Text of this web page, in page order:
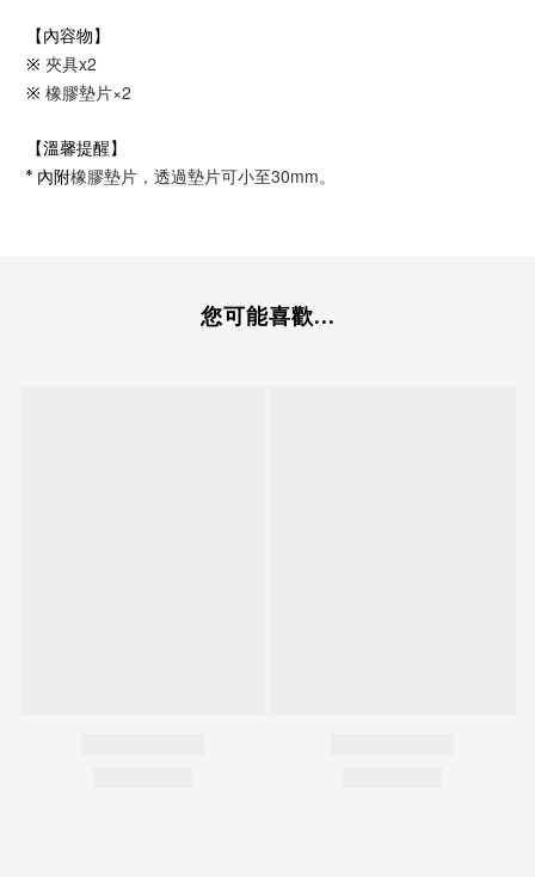
【內容物】
※ 夾具x2
※ 橡膠墊片×2
【溫馨提醒】
* 內附橡膠墊片，透過墊片可小至30mm。
您可能喜歡...